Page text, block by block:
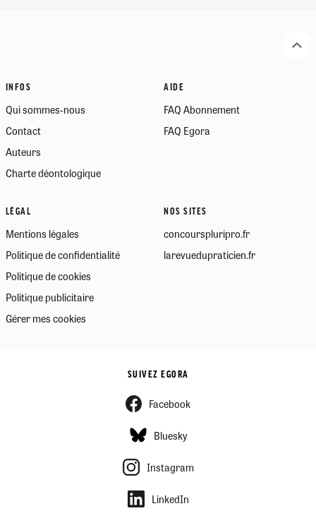
INFOS
Qui sommes-nous
Contact
Auteurs
Charte déontologique
AIDE
FAQ Abonnement
FAQ Egora
LÉGAL
Mentions légales
Politique de confidentialité
Politique de cookies
Politique publicitaire
Gérer mes cookies
NOS SITES
concourspluripro.fr
larevuedupraticien.fr
SUIVEZ EGORA
Facebook
Bluesky
Instagram
LinkedIn